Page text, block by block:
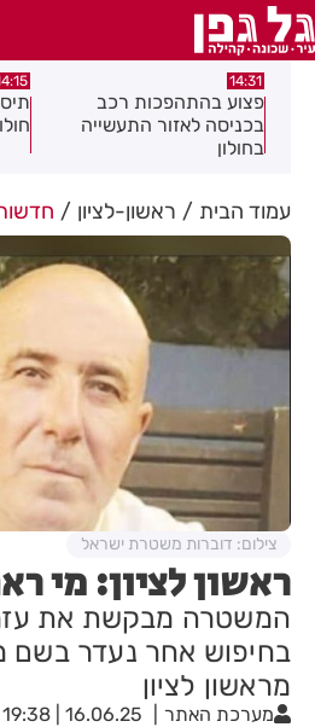
14:31
פצוע בהתהפכות רכב
בכניסה לאזור התעשייה
בחולון
עמוד הבית ראשון-לציון
ראשון לציון: מי
המשטרה מבקשת את
בחיפוש אחר נעדר בשם
מראשון לציון
מערכת האתר 16.06.25 | 19:38
צילום: דוברות משטרת ישראל